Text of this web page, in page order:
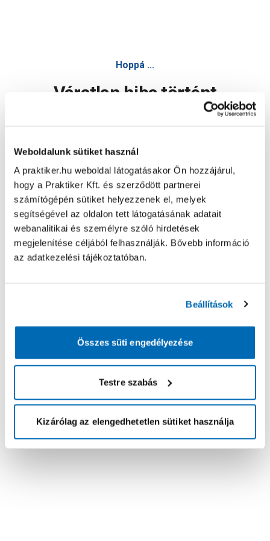
Weboldalunk sütiket használ
A praktiker.hu weboldal látogatásakor Ön hozzájárul,
hogy a Praktiker Kft. és szerződött partnerei
számítógépén sütiket helyezzenek el, melyek
segítségével az oldalon tett látogatásának adatait
webanalitikai és személyre szóló hirdetések
megjelenítése céljából felhasználják. Bővebb információ
az adatkezelési tájékoztatóban.
Beállítások
Összes süti engedélyezése
Testre szabás
Kizárólag az elengedhetetlen sütiket használja
Hoppá ...
Váratlan hiba történt
Oldal újratöltése